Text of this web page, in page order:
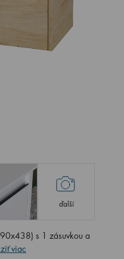
ďalší
s 1 zásuvkou a
viac